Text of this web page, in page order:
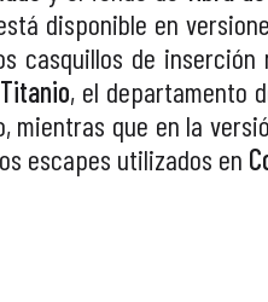
disponible en
casquillos de
Titanio, el departamento
mientras que en la
escapes utilizados en